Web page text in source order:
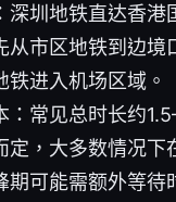
深圳地铁直达香港
从市区地铁到边境
铁进入机场区域。
：常见总时长约
定，大多数情况下
期可能需额外等待